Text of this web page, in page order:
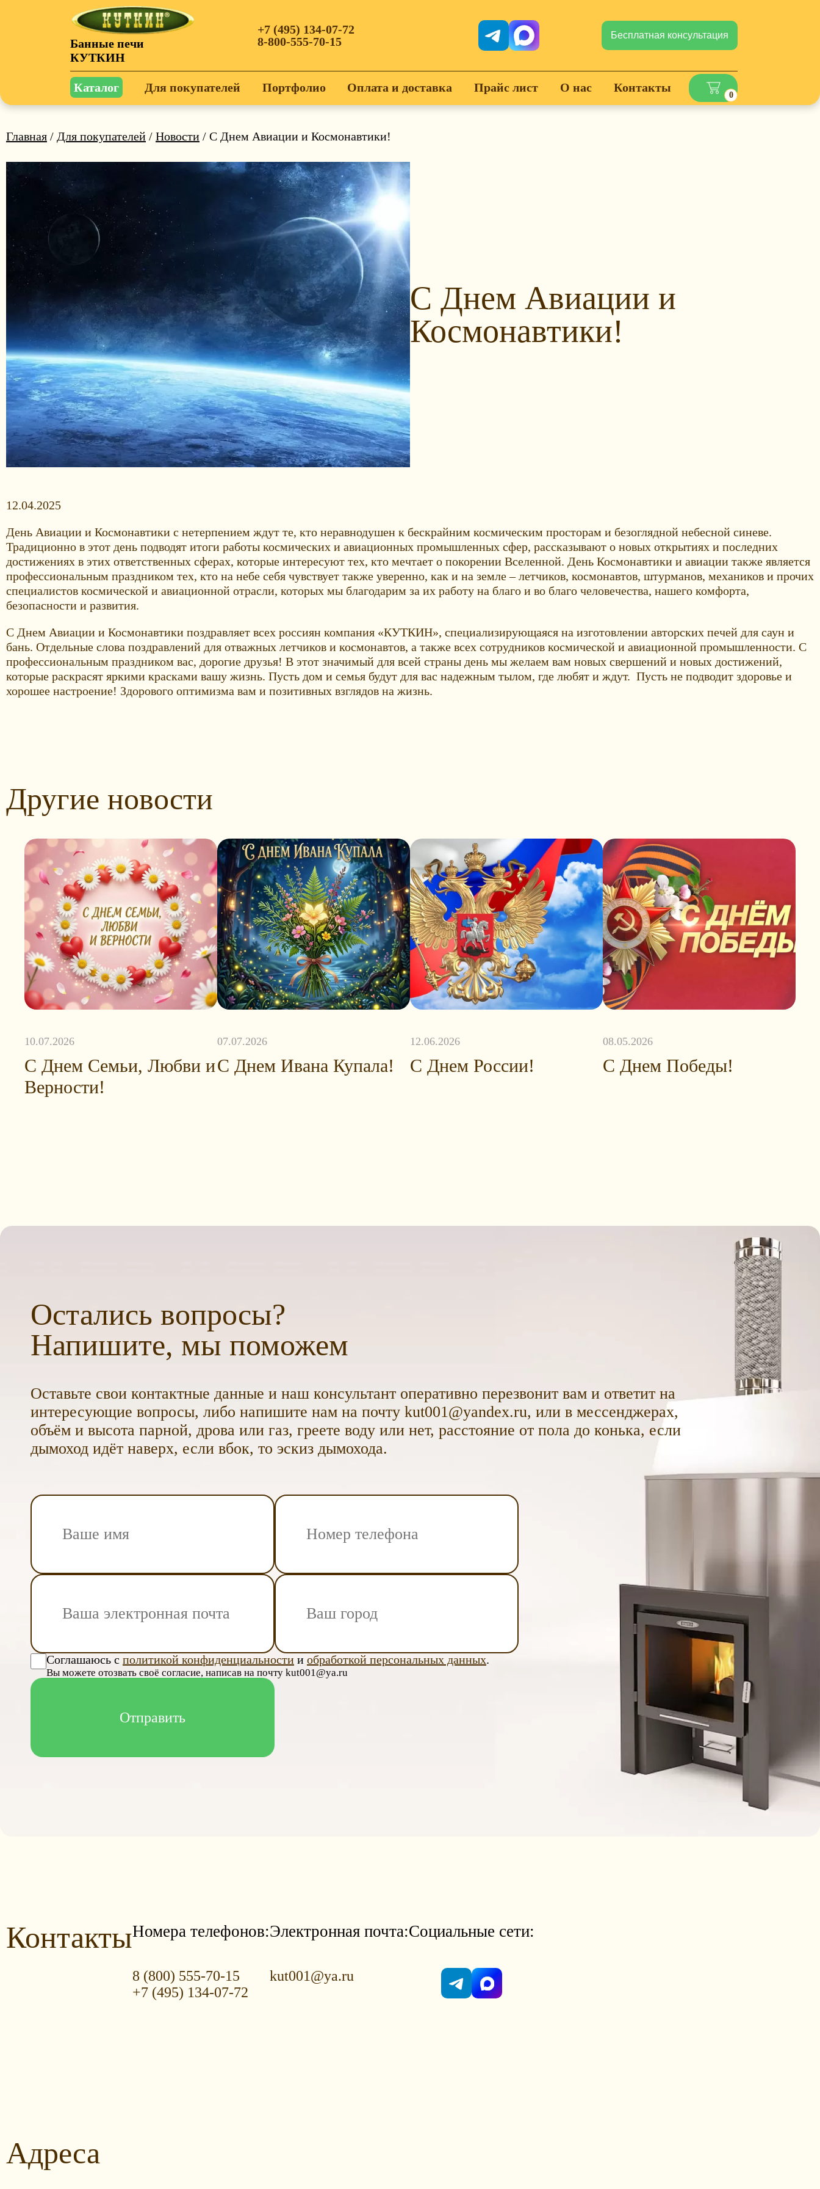
Банные печи
КУТКИН
+7 (495) 134-07-72
8-800-555-70-15
Бесплатная консультация
Каталог Для покупателей Портфолио Оплата и доставка Прайс лист О нас Контакты
0
Главная / Для покупателей / Новости / С Днем Авиации и Космонавтики!
С Днем Авиации и
Космонавтики!
12.04.2025
День Авиации и Космонавтики с нетерпением ждут те, кто неравнодушен к бескрайним космическим просторам и безоглядной небесной синеве.
Традиционно в этот день подводят итоги работы космических и авиационных промышленных сфер, рассказывают о новых открытиях и последних
достижениях в этих ответственных сферах, которые интересуют тех, кто мечтает о покорении Вселенной. День Космонавтики и авиации также является
профессиональным праздником тех, кто на небе себя чувствует также уверенно, как и на земле – летчиков, космонавтов, штурманов, механиков и прочих
специалистов космической и авиационной отрасли, которых мы благодарим за их работу на благо и во благо человечества, нашего комфорта,
безопасности и развития.
С Днем Авиации и Космонавтики поздравляет всех россиян компания «КУТКИН», специализирующаяся на изготовлении авторских печей для саун и
бань. Отдельные слова поздравлений для отважных летчиков и космонавтов, а также всех сотрудников космической и авиационной промышленности. С
профессиональным праздником вас, дорогие друзья! В этот значимый для всей страны день мы желаем вам новых свершений и новых достижений,
которые раскрасят яркими красками вашу жизнь. Пусть дом и семья будут для вас надежным тылом, где любят и ждут. Пусть не подводит здоровье и
хорошее настроение! Здорового оптимизма вам и позитивных взглядов на жизнь.
Другие новости
10.07.2026
С Днем Семьи, Любви и
Верности!
07.07.2026
С Днем Ивана Купала!
12.06.2026
С Днем России!
08.05.2026
С Днем Победы!
Остались вопросы?
Напишите, мы поможем
Оставьте свои контактные данные и наш консультант оперативно перезвонит вам и ответит на
интересующие вопросы, либо напишите нам на почту kut001@yandex.ru, или в мессенджерах,
объём и высота парной, дрова или газ, греете воду или нет, расстояние от пола до конька, если
дымоход идёт наверх, если вбок, то эскиз дымохода.
Соглашаюсь с политикой конфиденциальности и обработкой персональных данных.
Вы можете отозвать своё согласие, написав на почту kut001@ya.ru
КонтактыНомера телефонов:
8 (800) 555-70-15
+7 (495) 134-07-72
Электронная почта:
kut001@ya.ru
Социальные сети:
Адреса